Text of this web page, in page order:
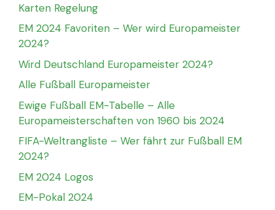
Karten Regelung
EM 2024 Favoriten – Wer wird Europameister
2024?
Wird Deutschland Europameister 2024?
Alle Fußball Europameister
Ewige Fußball EM-Tabelle – Alle
Europameisterschaften von 1960 bis 2024
FIFA-Weltrangliste – Wer fährt zur Fußball EM
2024?
EM 2024 Logos
EM-Pokal 2024